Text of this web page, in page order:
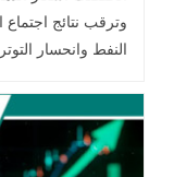
وترقب نتائج اجتماع
النفط وانحسار